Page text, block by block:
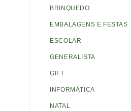
BRINQUEDO
EMBALAGENS E FESTAS
ESCOLAR
GENERALISTA
GIFT
INFORMÁTICA
NATAL